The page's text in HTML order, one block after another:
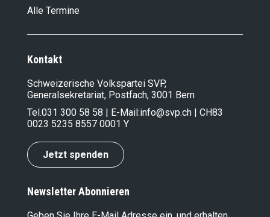
Alle Termine
Kontakt
Schweizerische Volkspartei SVP,
Generalsekretariat, Postfach, 3001 Bern
Tel.031 300 58 58 | E-Mail:info@svp.ch | CH83
0023 5235 8557 0001 Y
Jetzt spenden
Newsletter Abonnieren